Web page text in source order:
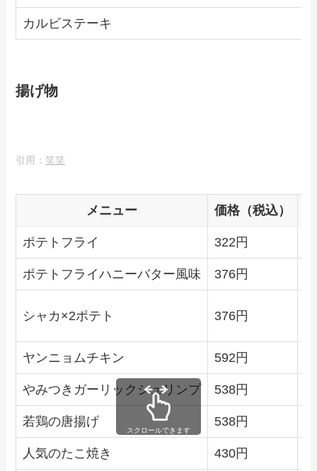
カルビステーキ
揚げ物
引用： 笑笑
メニュー 価格（税込）
ポテトフライ 322円
ポテトフライハニーバター風味 376円
シャカ×2ポテト 376円
ヤンニョムチキン 592円
やみつきガーリックシュリンプ 538円
若鶏の唐揚げ 538円
人気のたこ焼き 430円
スクロールできます